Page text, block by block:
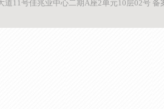
道11号佳兆业中心二期A座2单元10层02号 备